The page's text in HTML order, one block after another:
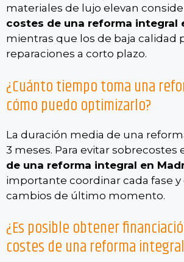
materiales de lujo elevan
costes de una reforma integral
mientras que los de baja calidad
reparaciones a corto plazo.
¿Cuánto tiempo toma una
cómo puedo optimizarlo?
La duración media de una
3 meses. Para evitar sobrecostes
de una reforma integral en
importante coordinar cada fase y
cambios de último momento.
¿Es posible obtener
costes de una reforma